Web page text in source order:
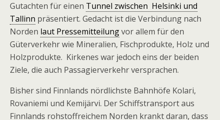
Gutachten für einen Tunnel zwischen Helsinki und
Tallinn präsentiert. Gedacht ist die Verbindung nach
Norden laut Pressemitteilungvor allem für den
Güterverkehr wie Mineralien, Fischprodukte, Holz und
Holzprodukte. Kirkenes war jedoch eins der beiden
Ziele, die auch Passagierverkehr versprachen.
Bisher sind Finnlands nördlichste Bahnhöfe Kolari,
Rovaniemi und Kemijärvi. Der Schiffstransport aus
Finnlands rohstoffreichem Norden krankt daran, dass